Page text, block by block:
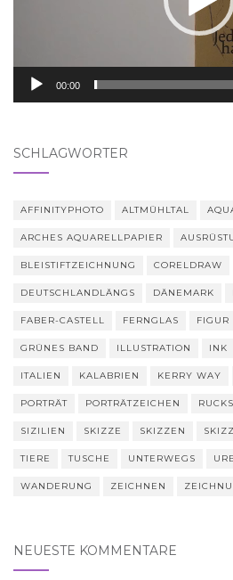
00:00
SCHLAGWÖRTER
AFFINITYPHOTO ALTMÜHLTAL
ARCHES AQUARELLPAPIER
BLEISTIFTZEICHNUNG CORELDRAW
DEUTSCHLANDLÄNGS DÄNEMARK
FABER-CASTELL FERNGLAS FIGUR
GRÜNES BAND ILLUSTRATION INK
ITALIEN KALABRIEN KERRY WAY
PORTRÄT PORTRÄTZEICHEN
SIZILIEN SKIZZE SKIZZEN
TIERE TUSCHE UNTERWEGS
WANDERUNG ZEICHNEN
NEUESTE KOMMENTARE